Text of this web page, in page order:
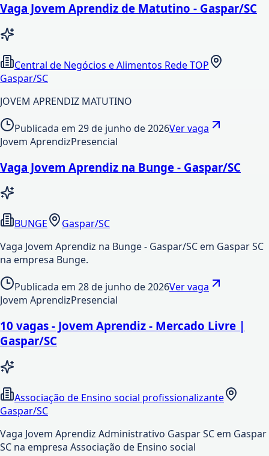
Vaga Jovem Aprendiz de Matutino - Gaspar/SC
Central de Negócios e Alimentos Rede TOP
Gaspar/SC
JOVEM APRENDIZ MATUTINO
Publicada em 29 de junho de 2026Ver vaga
Jovem AprendizPresencial
Vaga Jovem Aprendiz na Bunge - Gaspar/SC
BUNGE
Gaspar/SC
Vaga Jovem Aprendiz na Bunge - Gaspar/SC em Gaspar SC
na empresa Bunge.
Publicada em 28 de junho de 2026Ver vaga
Jovem AprendizPresencial
10 vagas - Jovem Aprendiz - Mercado Livre |
Gaspar/SC
Associação de Ensino social profissionalizante
Gaspar/SC
Vaga Jovem Aprendiz Administrativo Gaspar SC em Gaspar
SC na empresa Associação de Ensino social